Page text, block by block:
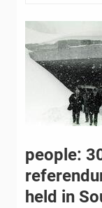
people:
held in